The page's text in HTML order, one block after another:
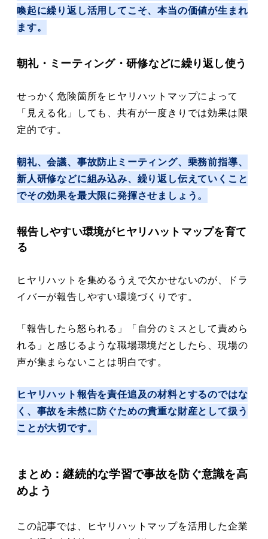
喚起に繰り返し活用してこそ、本当の価値が生まれ
ます。
朝礼・ミーティング・研修などに繰り返し使う
せっかく危険箇所をヒヤリハットマップによって
「見える化」しても、共有が一度きりでは効果は限
定的です。
朝礼、会議、事故防止ミーティング、乗務前指導、
新人研修などに組み込み、繰り返し伝えていくこと
でその効果を最大限に発揮させましょう。
報告しやすい環境がヒヤリハットマップを育て
る
ヒヤリハットを集めるうえで欠かせないのが、ドラ
イバーが報告しやすい環境づくりです。
「報告したら怒られる」「自分のミスとして責めら
れる」と感じるような職場環境だとしたら、現場の
声が集まらないことは明白です。
ヒヤリハット報告を責任追及の材料とするのではな
く、事故を未然に防ぐための貴重な財産として扱う
ことが大切です。
まとめ：継続的な学習で事故を防ぐ意識を高
めよう
この記事では、ヒヤリハットマップを活用した企業